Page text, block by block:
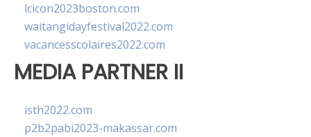
lcicon2023boston.com
waitangidayfestival2022.com
vacancesscolaires2022.com
MEDIA PARTNER II
isth2022.com
p2b2pabi2023-makassar.com